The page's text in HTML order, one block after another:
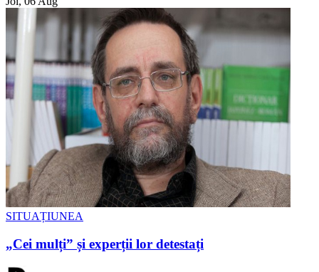
SITUAȚIUNEA
„Cei mulți” și experții lor detestați